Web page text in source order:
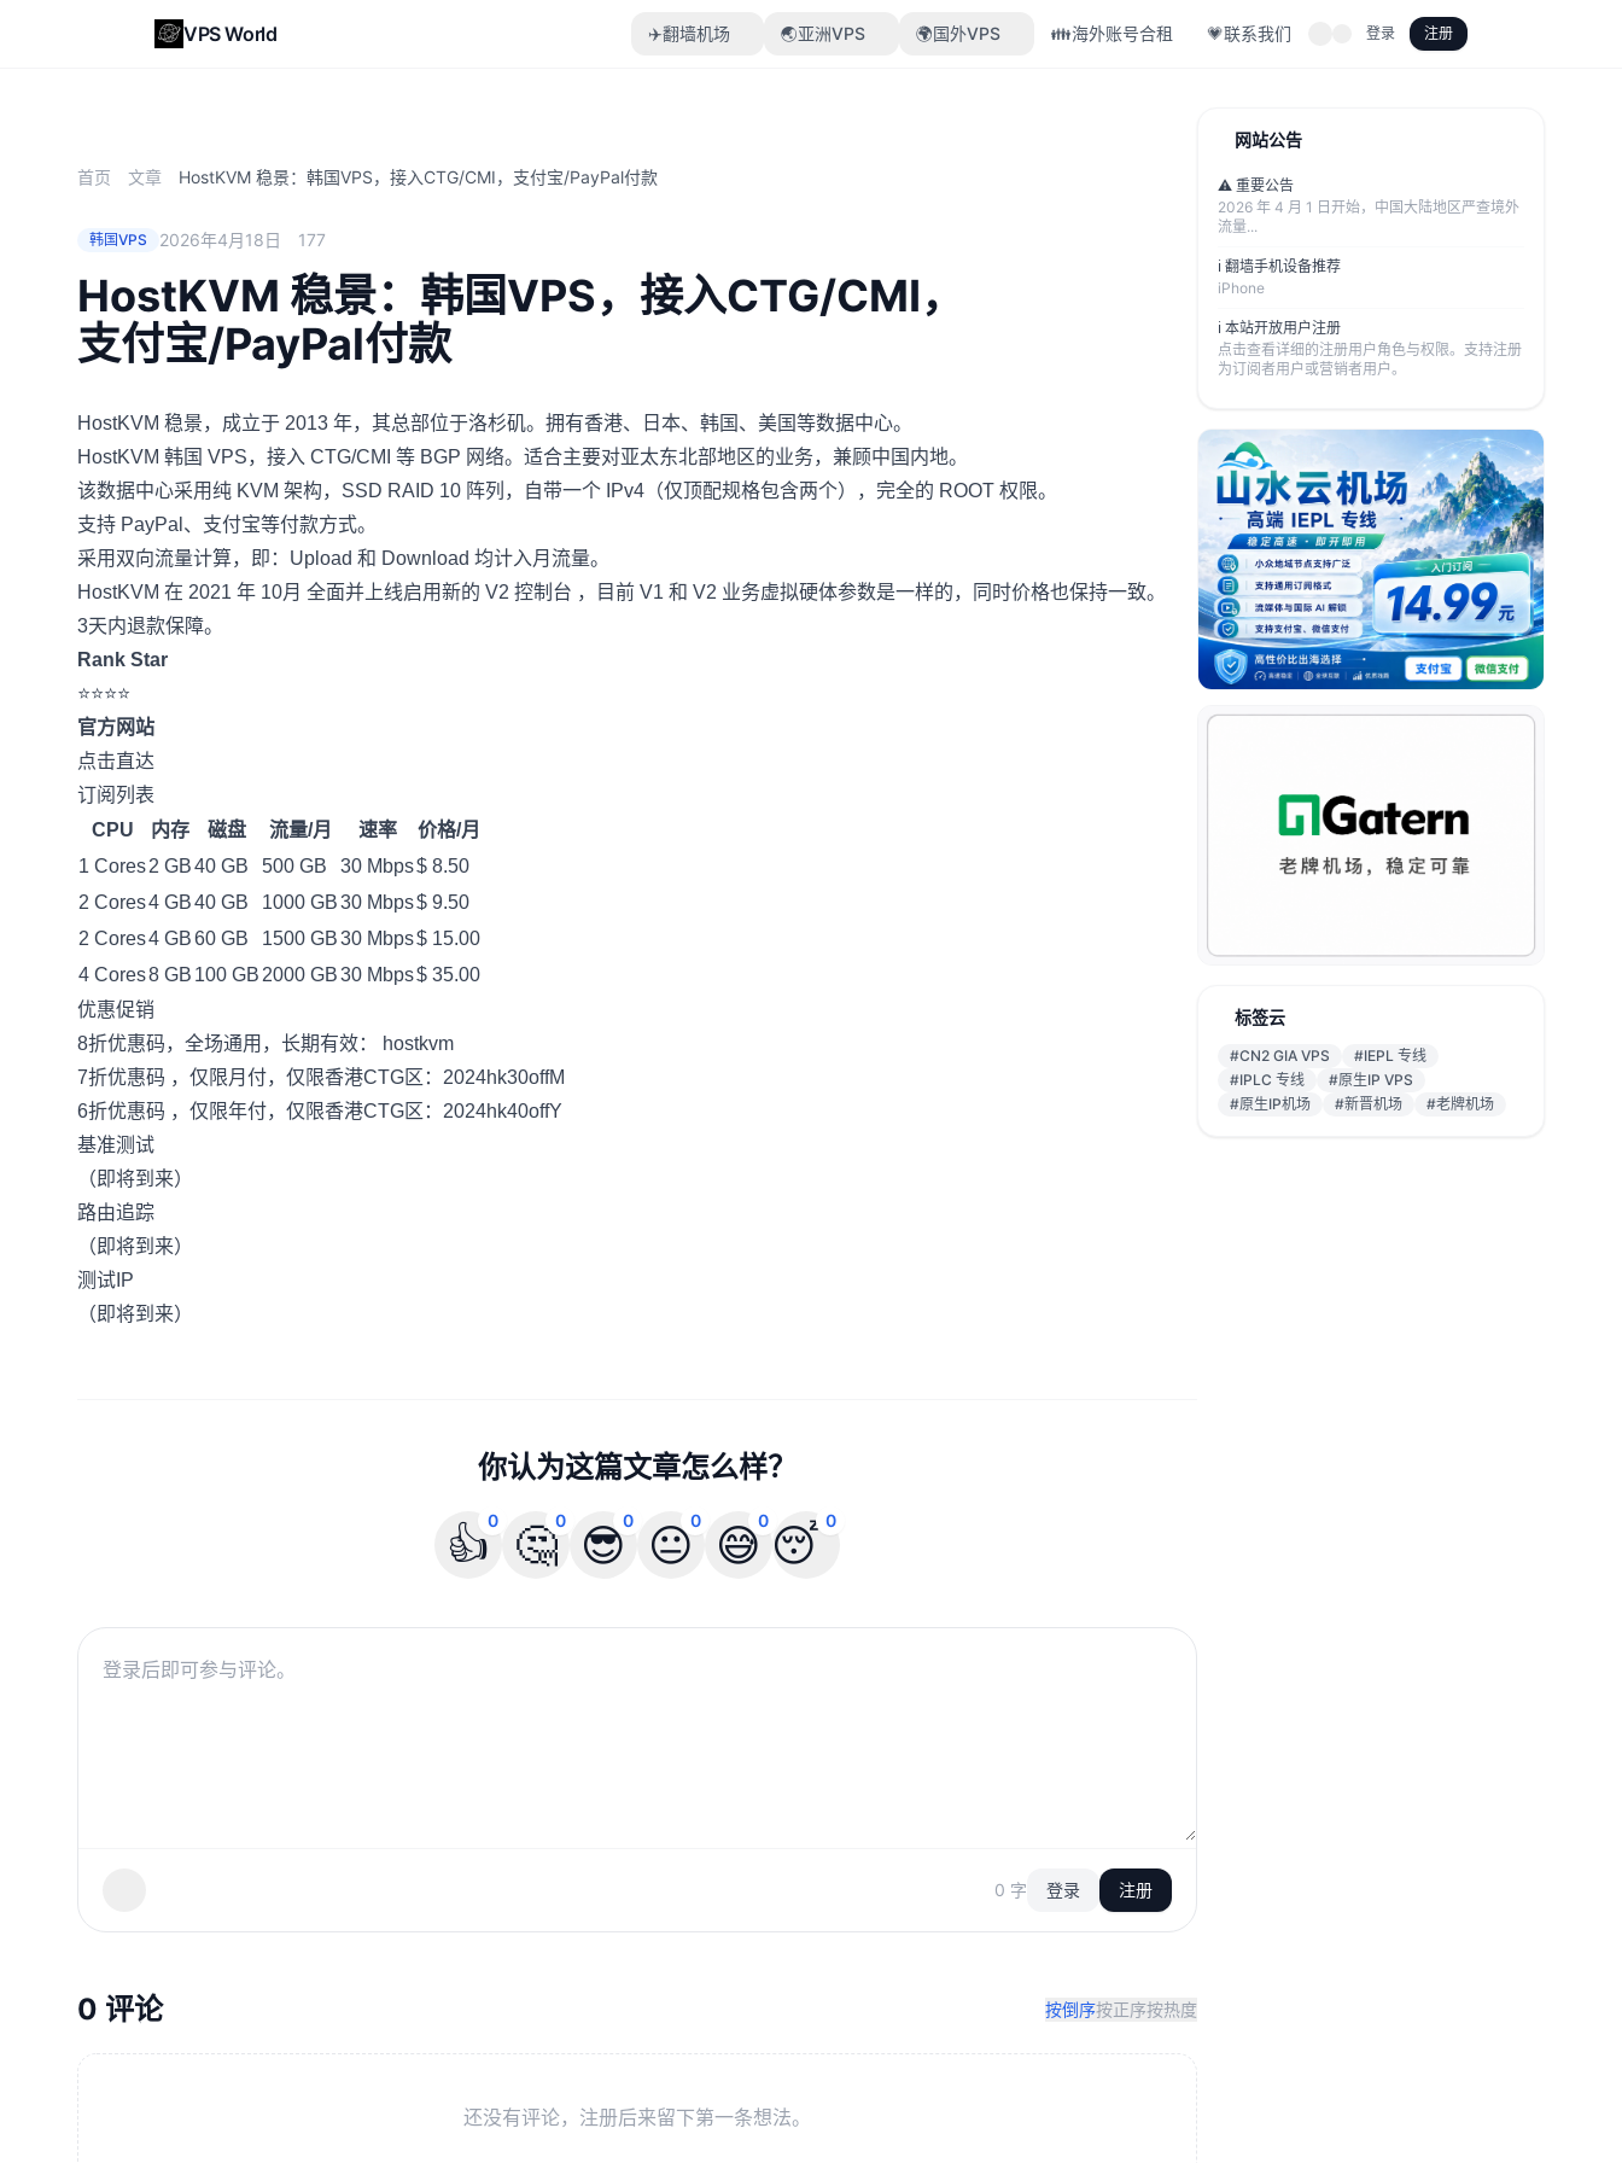
VPS World ✈️翻墙机场 🌏亚洲VPS 🌍国外VPS 👪海外账号合租 💗联系我们 登录 注册
首页 文章 HostKVM 稳景：韩国VPS，接入CTG/CMI，支付宝/PayPal付款
韩国VPS 2026年4月18日 177
HostKVM 稳景：韩国VPS，接入CTG/CMI，
支付宝/PayPal付款
HostKVM 稳景，成立于 2013 年，其总部位于洛杉矶。拥有香港、日本、韩国、美国等数据中心。
HostKVM 韩国 VPS，接入 CTG/CMI 等 BGP 网络。适合主要对亚太东北部地区的业务，兼顾中国内地。
该数据中心采用纯 KVM 架构，SSD RAID 10 阵列，自带一个 IPv4（仅顶配规格包含两个），完全的 ROOT 权限。
支持 PayPal、支付宝等付款方式。
采用双向流量计算，即：Upload 和 Download 均计入月流量。
HostKVM 在 2021 年 10月 全面并上线启用新的 V2 控制台 ，目前 V1 和 V2 业务虚拟硬体参数是一样的，同时价格也保持一致。
3天内退款保障。
Rank Star
⭐⭐⭐⭐
官方网站
点击直达
订阅列表
CPU
内存 磁盘 流量/月 速率
价格/月
1 Cores2 GB40 GB 500 GB 30 Mbps$ 8.50
2 Cores4 GB40 GB 1000 GB30 Mbps$ 9.50
2 Cores4 GB60 GB 1500 GB30 Mbps$ 15.00
4 Cores8 GB 100 GB 2000 GB30 Mbps$ 35.00
优惠促销
8折优惠码，全场通用，长期有效： hostkvm
7折优惠码 ，仅限月付，仅限香港CTG区：2024hk30offM
6折优惠码 ，仅限年付，仅限香港CTG区：2024hk40offY
基准测试
（即将到来）
路由追踪
（即将到来）
测试IP
（即将到来）
你认为这篇文章怎么样？
👍0 🤔0 😎0 😐0 😅0 😴
0
0 字 登录 注册
0 评论 按倒序按正序按热度
还没有评论，注册后来留下第一条想法。
网站公告
⚠️ 重要公告
2026 年 4 月 1 日开始，中国大陆地区严查境外
流量...
ℹ️ 翻墙手机设备推荐
iPhone
ℹ️ 本站开放用户注册
点击查看详细的注册用户角色与权限。支持注册
为订阅者用户或营销者用户。
标签云
#CN2 GIA VPS
#IEPL 专线
#IPLC 专线
#原生IP VPS
#原生IP机场
#新晋机场 #老牌机场